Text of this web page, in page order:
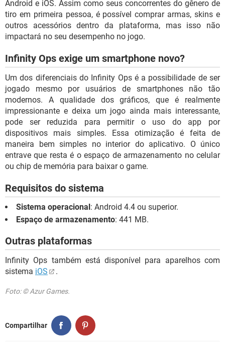
Android e iOS. Assim como seus concorrentes do gênero de
tiro em primeira pessoa, é possível comprar armas, skins e
outros acessórios dentro da plataforma, mas isso não
impactará no seu desempenho no jogo.
Infinity Ops exige um smartphone novo?
Um dos diferenciais do Infinity Ops é a possibilidade de ser
jogado mesmo por usuários de smartphones não tão
modernos. A qualidade dos gráficos, que é realmente
impressionante e deixa um jogo ainda mais interessante,
pode ser reduzida para permitir o uso do app por
dispositivos mais simples. Essa otimização é feita de
maneira bem simples no interior do aplicativo. O único
entrave que resta é o espaço de armazenamento no celular
ou chip de memória para baixar o game.
Requisitos do sistema
Sistema operacional : Android 4.4 ou superior.
Espaço de armazenamento: 441 MB.
Outras plataformas
Infinity Ops também está disponível para aparelhos com
sistema iOS .
Foto: © Azur Games.
Compartilhar